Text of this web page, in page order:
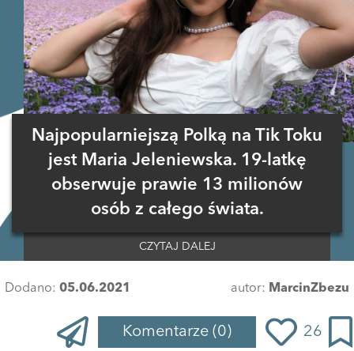
Najpopularniejszą Polką na Tik Toku
jest Maria Jeleniewska. 19-latkę
obserwuje prawie 13 milionów
osób z całego świata.
CZYTAJ DALEJ
Dodano: 05.06.2021 autor: MarcinZbezu
Komentarze (0) 26